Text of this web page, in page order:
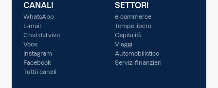
CANALI
WhatsApp
E-mail
Chat dal vivo
Voce
Instagram
Facebook
Tutti i canali
SETTORI
e-commerce
Tempo libero
Ospitalità
Viaggi
Automobilistico
Servizi finanziari